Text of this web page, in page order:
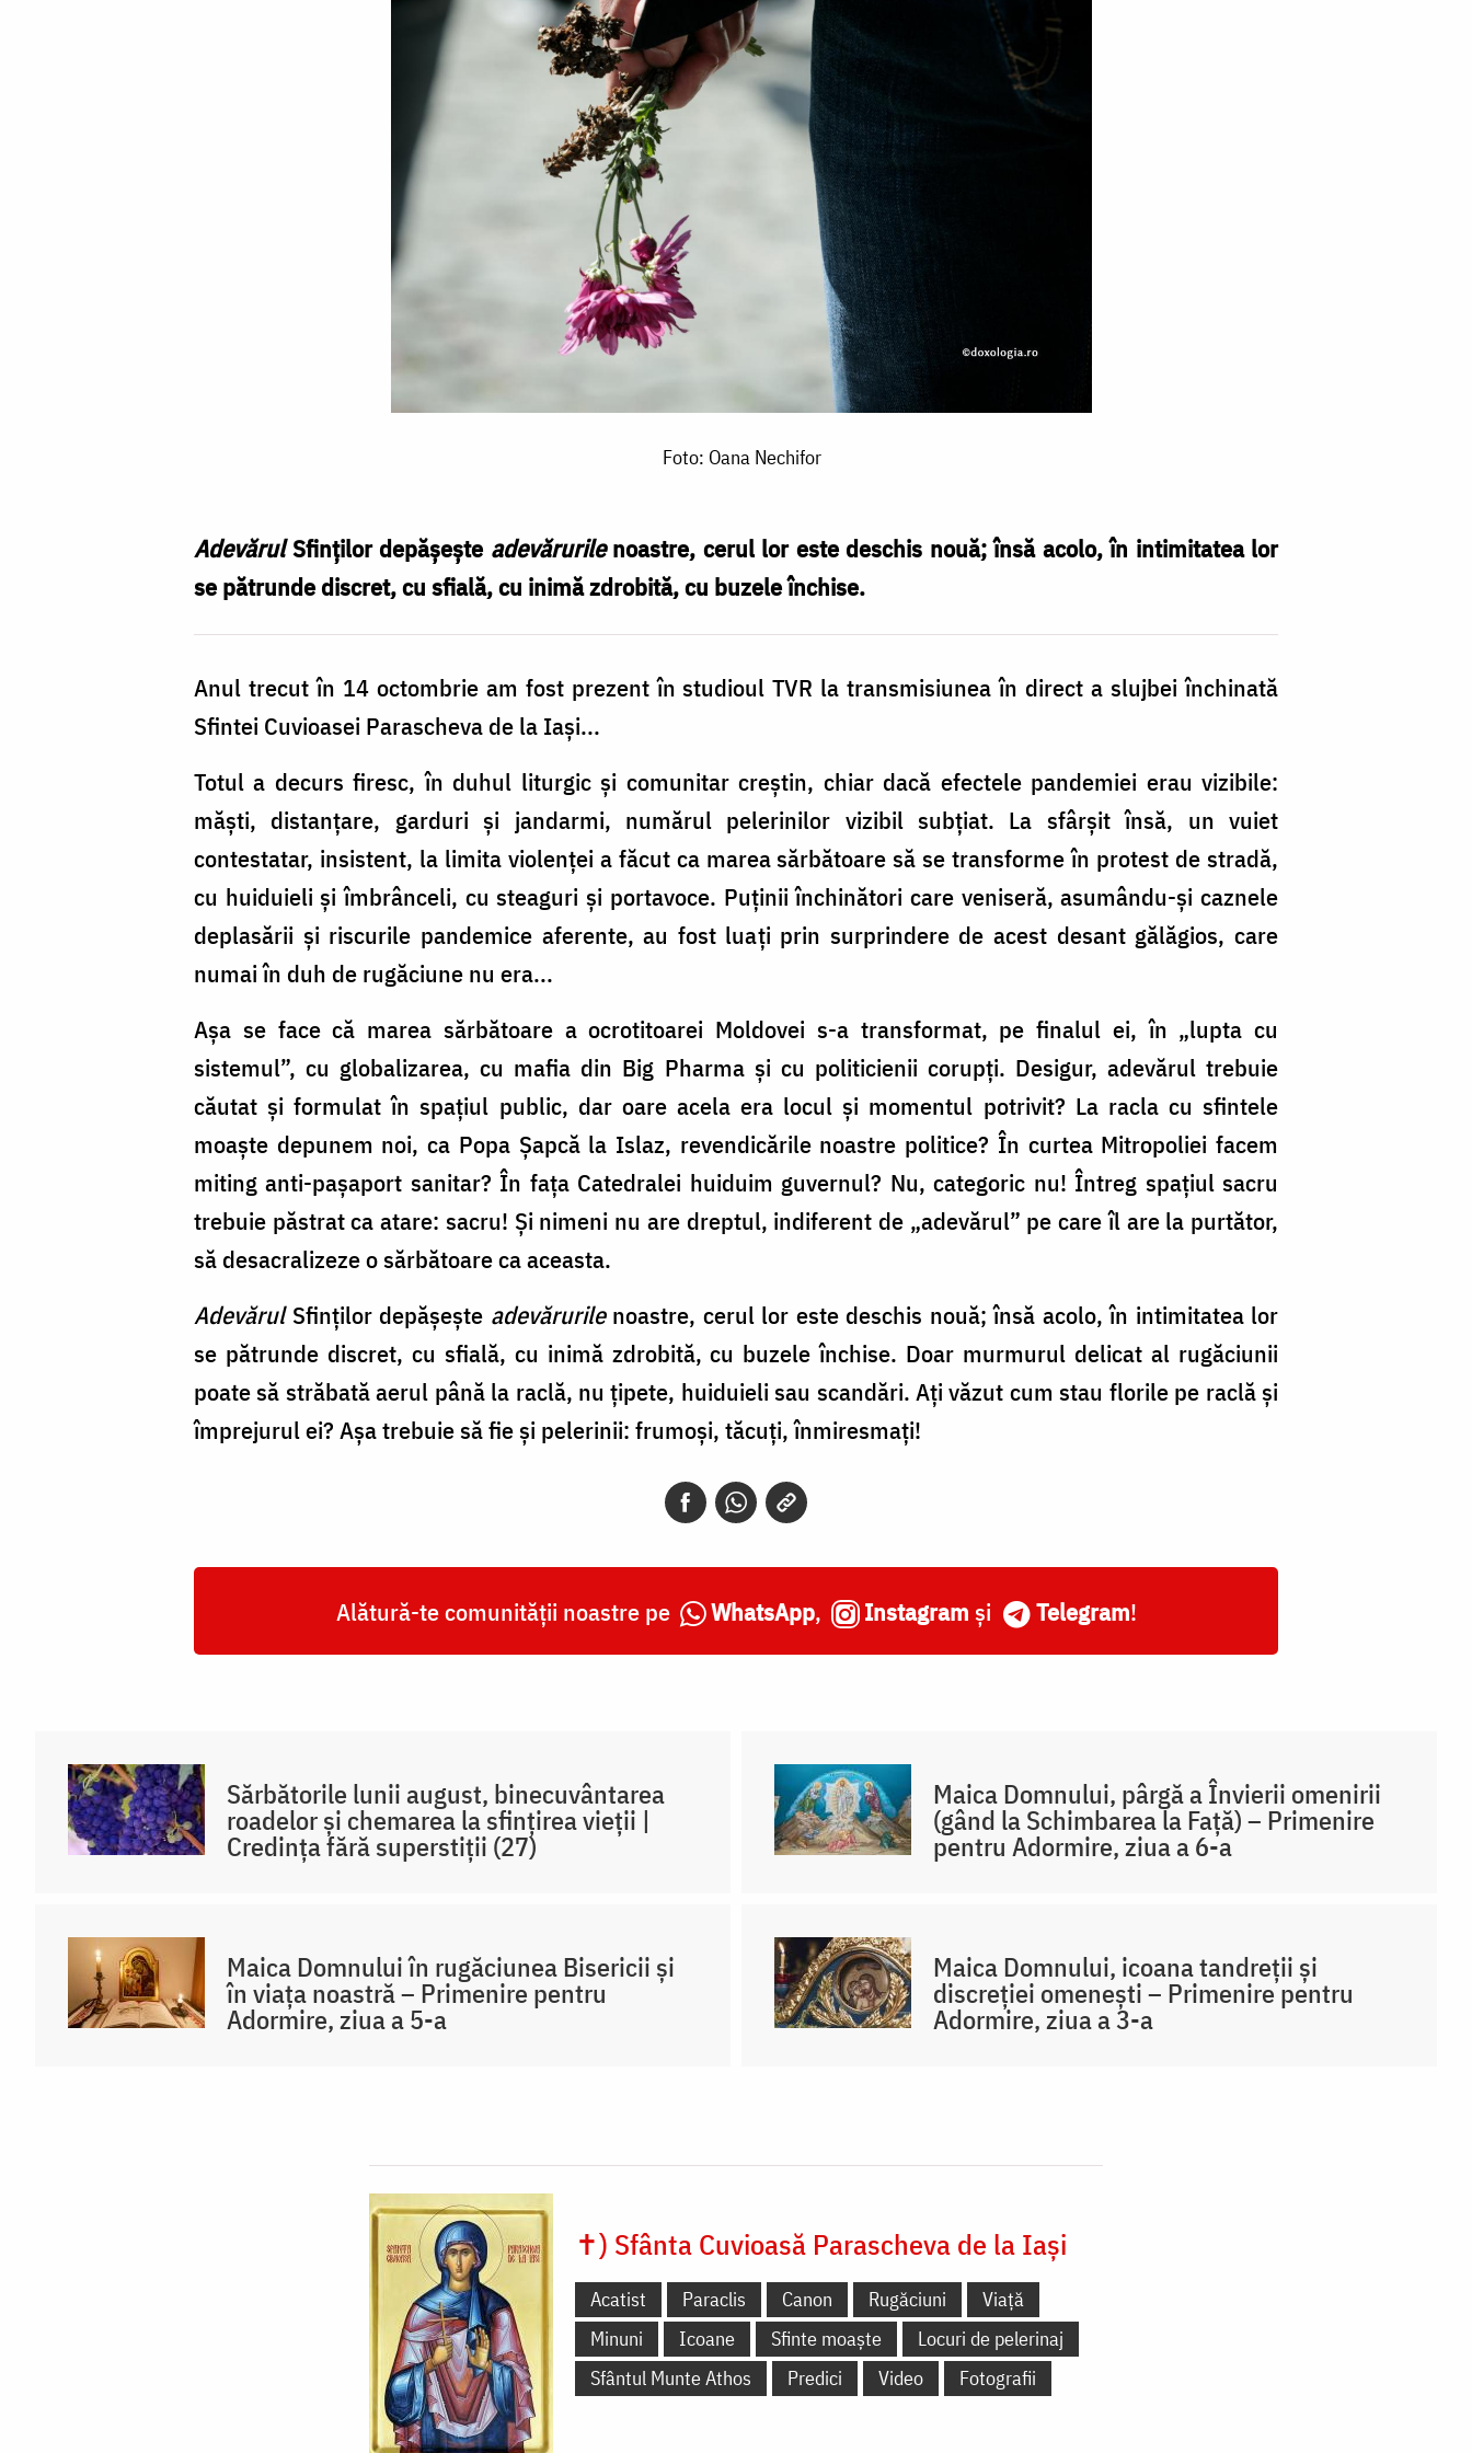
Foto: Oana Nechifor
AdevărulSfinților depășește adevărurilenoastre, cerul lor este deschis nouă; însă acolo, în intimitatea lor
se pătrunde discret, cu sfială, cu inimă zdrobită, cu buzele închise.
Anul trecut în 14 octombrie am fost prezent în studioul TVR la transmisiunea în direct a slujbei închinată
Sfintei Cuvioasei Parascheva de la Iași...
Totul a decurs firesc, în duhul liturgic și comunitar creștin, chiar dacă efectele pandemiei erau vizibile:
măști, distanțare, garduri și jandarmi, numărul pelerinilor vizibil subțiat. La sfârșit însă, un vuiet
contestatar, insistent, la limita violenței a făcut ca marea sărbătoare să se transforme în protest de stradă,
cu huiduieli și îmbrânceli, cu steaguri și portavoce. Puținii închinători care veniseră, asumându-și caznele
deplasării și riscurile pandemice aferente, au fost luați prin surprindere de acest desant gălăgios, care
numai în duh de rugăciune nu era...
Așa se face că marea sărbătoare a ocrotitoarei Moldovei s-a transformat, pe finalul ei, în „lupta cu
sistemul”, cu globalizarea, cu mafia din Big Pharma și cu politicienii corupți. Desigur, adevărul trebuie
căutat și formulat în spațiul public, dar oare acela era locul și momentul potrivit? La racla cu sfintele
moaște depunem noi, ca Popa Șapcă la Islaz, revendicările noastre politice? În curtea Mitropoliei facem
miting anti-pașaport sanitar? În fața Catedralei huiduim guvernul? Nu, categoric nu! Întreg spațiul sacru
trebuie păstrat ca atare: sacru! Și nimeni nu are dreptul, indiferent de „adevărul” pe care îl are la purtător,
să desacralizeze o sărbătoare ca aceasta.
AdevărulSfinților depășește adevărurilenoastre, cerul lor este deschis nouă; însă acolo, în intimitatea lor
se pătrunde discret, cu sfială, cu inimă zdrobită, cu buzele închise. Doar murmurul delicat al rugăciunii
poate să străbată aerul până la raclă, nu țipete, huiduieli sau scandări. Ați văzut cum stau florile pe raclă și
împrejurul ei? Așa trebuie să fie și pelerinii: frumoși, tăcuți, înmiresmați!
Alătură-te comunității noastre pe WhatsApp, Instagram și Telegram!
Sărbătorile lunii august, binecuvântarea
roadelor și chemarea la sfințirea vieții |
Credința fără superstiții (27)
Maica Domnului, pârgă a Învierii omenirii
(gând la Schimbarea la Față) – Primenire
pentru Adormire, ziua a 6-a
Maica Domnului în rugăciunea Bisericii și
în viața noastră – Primenire pentru
Adormire, ziua a 5-a
Maica Domnului, icoana tandreții și
discreției omenești – Primenire pentru
Adormire, ziua a 3-a
✝) Sfânta Cuvioasă Parascheva de la Iași
Acatist Paraclis Canon Rugăciuni
Viață
Minuni
Icoane Sfinte moaște
Locuri de pelerinaj
Sfântul Munte Athos
Predici Video Fotografii